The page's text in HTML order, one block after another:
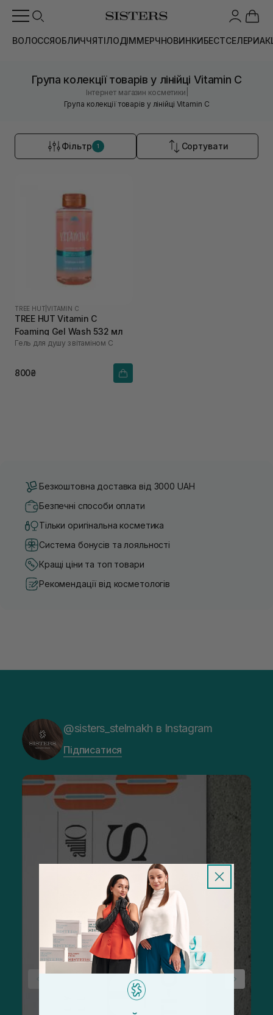
ВОЛОССЯОБЛИЧЧЯТІЛОДІММЕРЧНОВИНКИБЕСТСЕЛЕРИ
Група колекції товарів у лінійці Vitamin C
Інтернет магазин косметики
Група колекції товарів у лінійці Vitamin C
Фільтр 1 Сортувати
TREE HUT |VITAMIN C
TREE HUT Vitamin C
Foaming Gel Wash 532 мл
Гель для душу з вітаміном С
800₴
Безкоштовна доставка від 3000 UAH
Безпечні способи оплати
Тільки оригінальна косметика
Система бонусів та лояльності
Кращі ціни та топ товари
Рекомендації від косметологів
@sisters_stelmakh в Instagram
Підписатися